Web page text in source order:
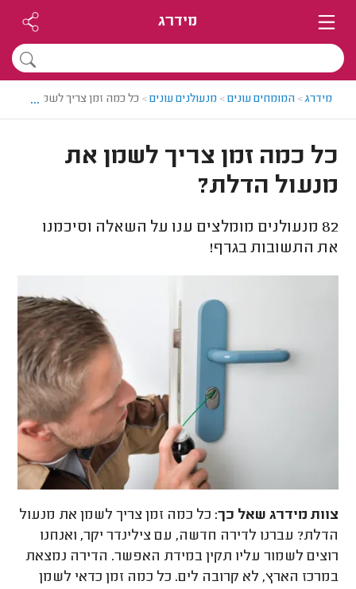
מידרג
מידרג> המומחים עונים> מנעולנים עונים> כל כמה זמן צריך לשמן את
...
כל כמה זמן צריך לשמן את
מנעול הדלת?
82 מנעולנים מומלצים ענו על השאלה וסיכמנו
את התשובות בגרף!
צוות מידרג שאל כך: כל כמה זמן צריך לשמן את מנעול
הדלת? עברנו לדירה חדשה, עם צילינדר יקר, ואנחנו
רוצים לשמור עליו תקין במידת האפשר. הדירה נמצאת
במרכז הארץ, לא קרובה לים. כל כמה זמן כדאי לשמן